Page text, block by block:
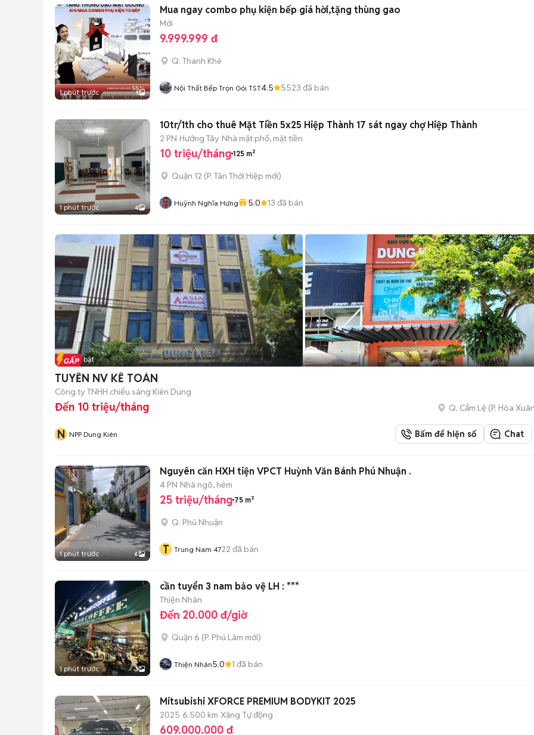
1 phút trước 1
Mua ngay combo phụ kiện bếp giá hời,tặng thùng gao
Mới
9.999.999 đ
Q. Thanh Khê
Nội Thất Bếp Trọn Gói TST4.5 5523 đã bán
1 phút trước 4
10tr/1th cho thuê Mặt Tiền 5x25 Hiệp Thành 17 sát ngay chợ Hiệp Thành
2 PN Hướng Tây Nhà mặt phố, mặt tiền
10 triệu/tháng 125 m²
Quận 12 (P. Tân Thới Hiệp mới)
Huỳnh Nghĩa Hưng 5.0 13 đã bán
Tin nổi bật
TUYỂN NV KẾ TOÁN
Công ty TNHH chiếu sáng Kiên Dung
Đến 10 triệu/tháng Q. Cẩm Lệ (P. Hòa
N NPP Dung Kiên Bấm để hiện số Chat
1 phút trước 6
Nguyên căn HXH tiện VPCT Huỳnh Văn Bánh Phú Nhuận .
4 PN Nhà ngõ, hẻm
25 triệu/tháng 75 m²
Q. Phú Nhuận
T Trung Nam 4722 đã bán
1 phút trước 3
cần tuyển 3 nam bảo vệ LH : ***
Thiện Nhân
Đến 20.000 đ/giờ
Quận 6 (P. Phú Lâm mới)
Thiện Nhân5.0 1 đã bán
Mitsubishi XFORCE PREMIUM BODYKIT 2025
2025 6.500 km Xăng Tự động
609.000.000 đ